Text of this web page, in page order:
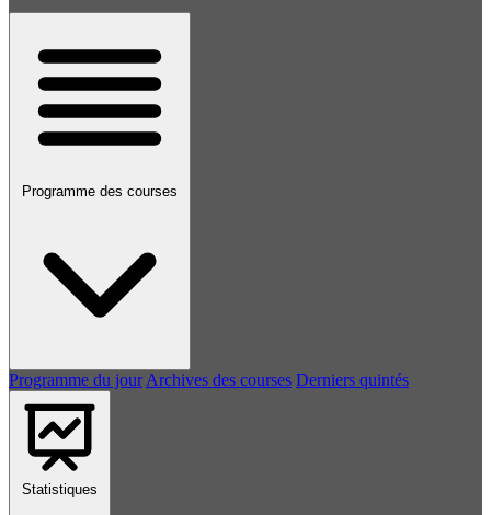
Programme des courses
Programme du jour Archives des courses Derniers quintés
Statistiques